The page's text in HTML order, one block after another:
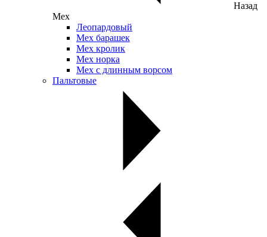
Назад
Мех
Леопардовый
Мех барашек
Мех кролик
Мех норка
Мех с длинным ворсом
Пальтовые